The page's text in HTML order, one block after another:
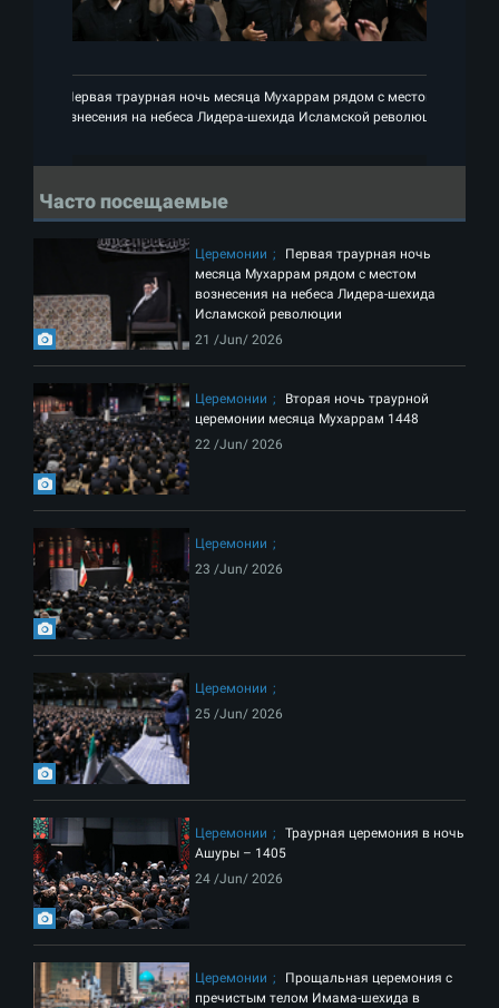
Первая траурная ночь месяца Мухаррам рядом с местом
вознесения на небеса Лидера-шехида Исламской революции
Часто посещаемые
Церемонии
Первая траурная ночь
месяца Мухаррам рядом с местом
вознесения на небеса Лидера-шехида
Исламской революции
21 /Jun/ 2026
Церемонии
Вторая ночь траурной
церемонии месяца Мухаррам 1448
22 /Jun/ 2026
Церемонии
23 /Jun/ 2026
Церемонии
25 /Jun/ 2026
Церемонии
Траурная церемония в ночь
Ашуры – 1405
24 /Jun/ 2026
Церемонии
Прощальная церемония с
пречистым телом Имама-шехида в